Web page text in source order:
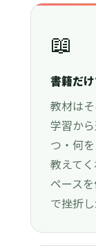
📖
書籍だ
教材は
学習か
つ・何
教えて
ペース
で挫折し